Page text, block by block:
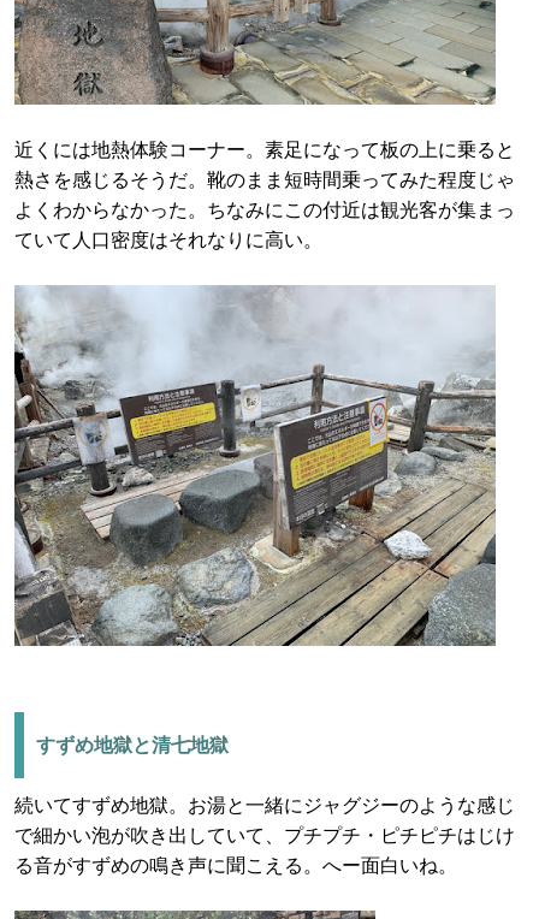
近くには地熱体験コーナー。素足になって板の上に乗ると
熱さを感じるそうだ。靴のまま短時間乗ってみた程度じゃ
よくわからなかった。ちなみにこの付近は観光客が集まっ
ていて人口密度はそれなりに高い。
すずめ地獄と清七地獄
続いてすずめ地獄。お湯と一緒にジャグジーのような感じ
で細かい泡が吹き出していて、プチプチ・ピチピチはじけ
る音がすずめの鳴き声に聞こえる。へー面白いね。